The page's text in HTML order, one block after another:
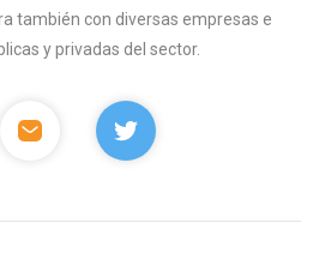
también con diversas empresas e
y privadas del sector.